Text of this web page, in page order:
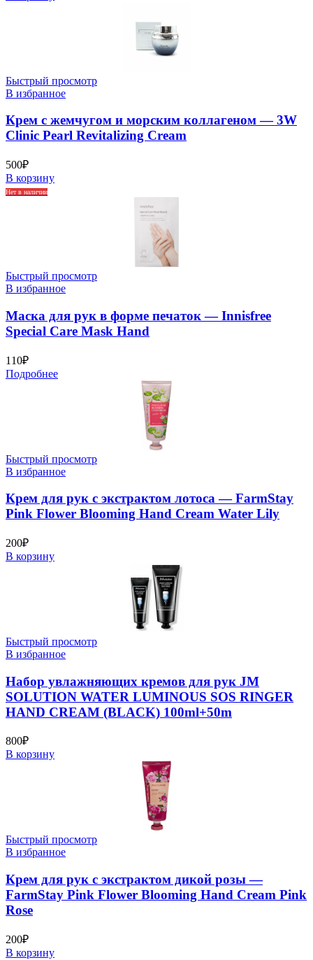
Быстрый просмотр
В избранное
Крем с жемчугом и морским коллагеном — 3W
Clinic Pearl Revitalizing Cream
500₽
В корзину
Нет в наличии
Быстрый просмотр
В избранное
Маска для рук в форме печаток — Innisfree
Special Care Mask Hand
110₽
Подробнее
Быстрый просмотр
В избранное
Крем для рук с экстрактом лотоса — FarmStay
Pink Flower Blooming Hand Cream Water Lily
200₽
В корзину
Быстрый просмотр
В избранное
Набор увлажняющих кремов для рук JM
SOLUTION WATER LUMINOUS SOS RINGER
HAND CREAM (BLACK) 100ml+50m
800₽
В корзину
Быстрый просмотр
В избранное
Крем для рук с экстрактом дикой розы —
FarmStay Pink Flower Blooming Hand Cream Pink
Rose
200₽
В корзину